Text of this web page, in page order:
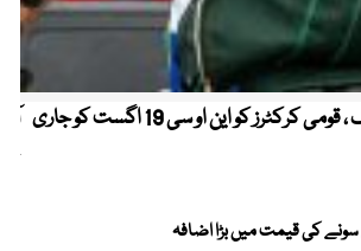
کیریبین پریمیئر لیگ ، قومی کرکٹرز کو این او سی 19 اگست کو جاری